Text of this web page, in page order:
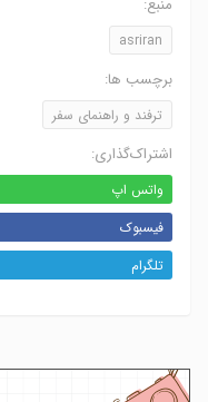
منبع:
asriran
برچسب ها:
ترفند و راهنمای سفر
اشتراک‌گذاری:
واتس اپ
فیسبوک
تلگرام